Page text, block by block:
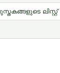
ലിസ്റ്റ്